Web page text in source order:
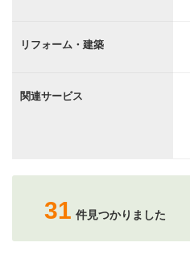
リフォーム・建築
関連サービス
31 件見つかりました